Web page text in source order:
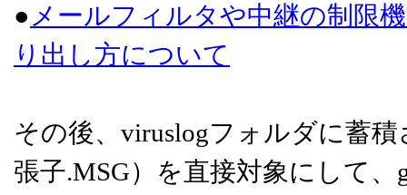
● メールフィルタや中継の制限
り出し方について
その後、viruslogフォルダに蓄
張子.MSG）を直接対象にして